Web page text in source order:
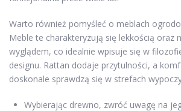
Warto również pomyśleć o meblach
Meble te charakteryzują się lekkością oraz
wyglądem, co idealnie wpisuje się w
designu. Rattan dodaje przytulności, a
doskonale sprawdzą się w strefach
Wybierając drewno, zwróć uwagę na